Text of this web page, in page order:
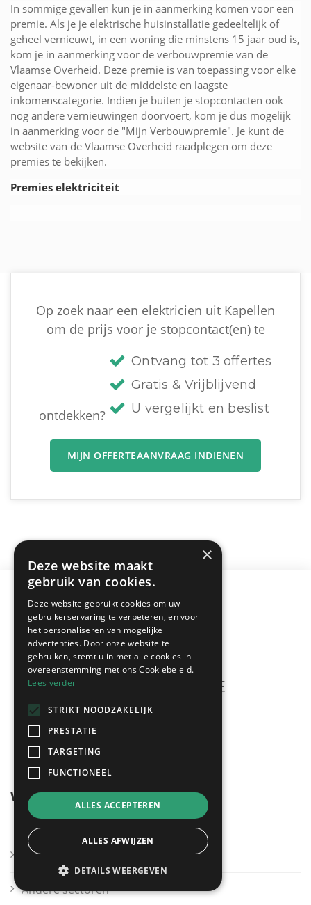
In sommige gevallen kun je in aanmerking komen voor een
premie. Als je je elektrische huisinstallatie gedeeltelijk of
geheel vernieuwt, in een woning die minstens 15 jaar oud is,
kom je in aanmerking voor de verbouwpremie van de
Vlaamse Overheid. Deze premie is van toepassing voor elke
eigenaar-bewoner uit de middelste en laagste
inkomenscategorie. Indien je buiten je stopcontacten ook
nog andere vernieuwingen doorvoert, kom je dus mogelijk
in aanmerking voor de "Mijn Verbouwpremie". Je kunt de
website van de Vlaamse Overheid raadplegen om deze
premies te bekijken.
Premies elektriciteit
Op zoek naar een elektricien uit Kapellen
om de prijs voor je stopcontact(en) te
ontdekken?
Ontvang tot 3 offertes
Gratis & Vrijblijvend
U vergelijkt en beslist
MIJN OFFERTEAANVRAAG INDIENEN
Meerdere offertes
Wegwijzer
Kies mijn regio
Andere sectoren
×
Deze website maakt
gebruik van cookies.
Deze website gebruikt cookies om uw
gebruikerservaring te verbeteren, en voor
het personaliseren van mogelijke
advertenties. Door onze website te
gebruiken, stemt u in met alle cookies in
overeenstemming met ons Cookiebeleid.
Lees verder
STRIKT NOODZAKELIJK
PRESTATIE
TARGETING
FUNCTIONEEL
ALLES ACCEPTEREN
ALLES AFWIJZEN
DETAILS WEERGEVEN